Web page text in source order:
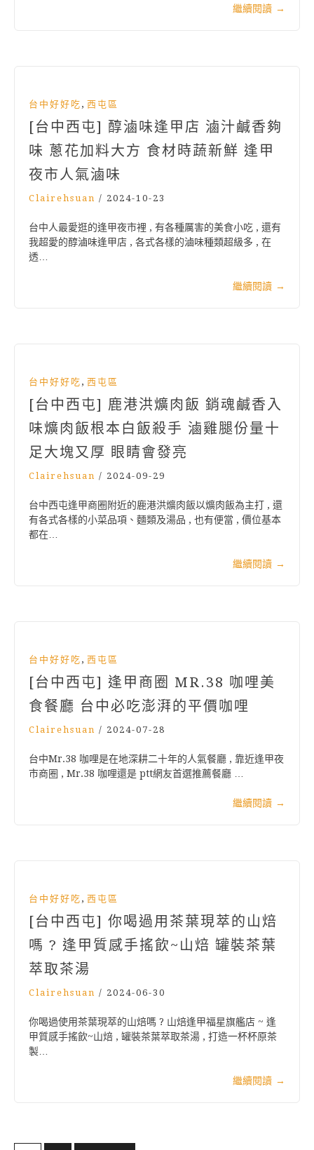
繼續閱讀 →
台中好好吃 , 西屯區
[台中西屯] 醇滷味逢甲店 滷汁鹹香夠
味 蔥花加料大方 食材時蔬新鮮 逢甲
夜市人氣滷味
Clairehsuan / 2024-10-23
台中人最愛逛的逢甲夜市裡 , 有各種厲害的美食小吃 , 還有
我超愛的醇滷味逢甲店 , 各式各樣的滷味種類超級多 , 在
透…
繼續閱讀 →
台中好好吃 , 西屯區
[台中西屯] 鹿港洪爌肉飯 銷魂鹹香入
味爌肉飯根本白飯殺手 滷雞腿份量十
足大塊又厚 眼睛會發亮
Clairehsuan / 2024-09-29
台中西屯逢甲商圈附近的鹿港洪爌肉飯以爌肉飯為主打 , 還
有各式各樣的小菜品項、麵類及湯品 , 也有便當 , 價位基本
都在…
繼續閱讀 →
台中好好吃 , 西屯區
[台中西屯] 逢甲商圈 MR.38 咖哩美
食餐廳 台中必吃澎湃的平價咖哩
Clairehsuan / 2024-07-28
台中Mr.38 咖哩是在地深耕二十年的人氣餐廳 , 靠近逢甲夜
市商圈 , Mr.38 咖哩還是 ptt網友首選推薦餐廳 …
繼續閱讀 →
台中好好吃 , 西屯區
[台中西屯] 你喝過用茶葉現萃的山焙
嗎 ? 逢甲質感手搖飲~山焙 罐裝茶葉
萃取茶湯
Clairehsuan / 2024-06-30
你喝過使用茶葉現萃的山焙嗎 ? 山焙逢甲福星旗艦店 ~ 逢
甲質感手搖飲~山焙 , 罐裝茶葉萃取茶湯 , 打造一杯杯原茶
製…
繼續閱讀 →